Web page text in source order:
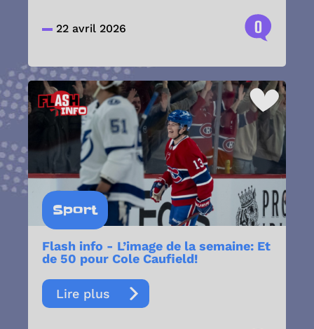
22 avril 2026 0
Sport
Flash info - L’image de la semaine: Et
de 50 pour Cole Caufield!
Lire plus